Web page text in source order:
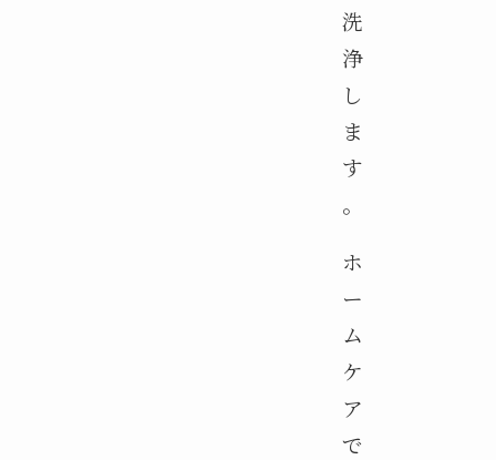
洗
浄
し
ま
す
。
ホ
ー
ム
ケ
ア
で